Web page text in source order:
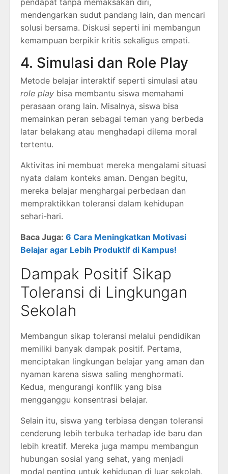
mendengarkan sudut pandang lain, dan mencari
solusi bersama. Diskusi seperti ini membangun
kemampuan berpikir kritis sekaligus empati.
4. Simulasi dan Role Play
Metode belajar interaktif seperti simulasi atau
role play bisa membantu siswa memahami
perasaan orang lain. Misalnya, siswa bisa
memainkan peran sebagai teman yang berbeda
latar belakang atau menghadapi dilema moral
tertentu.
Aktivitas ini membuat mereka mengalami situasi
nyata dalam konteks aman. Dengan begitu,
mereka belajar menghargai perbedaan dan
mempraktikkan toleransi dalam kehidupan
sehari-hari.
Baca Juga: 6 Cara Meningkatkan Motivasi
Belajar agar Lebih Produktif di Kampus!
Dampak Positif Sikap
Toleransi di Lingkungan
Sekolah
Membangun sikap toleransi melalui pendidikan
memiliki banyak dampak positif. Pertama,
menciptakan lingkungan belajar yang aman dan
nyaman karena siswa saling menghormati.
Kedua, mengurangi konflik yang bisa
mengganggu konsentrasi belajar.
Selain itu, siswa yang terbiasa dengan toleransi
cenderung lebih terbuka terhadap ide baru dan
lebih kreatif. Mereka juga mampu membangun
hubungan sosial yang sehat, yang menjadi
modal penting untuk kehidupan di luar sekolah.